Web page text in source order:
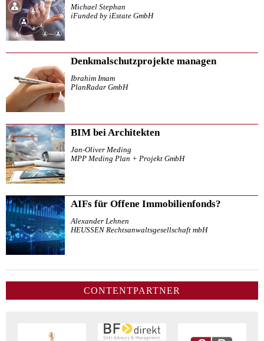
Michael Stephan
iFunded by iEstate GmbH
Denkmalschutzprojekte managen
Ibrahim Imam
PlanRadar GmbH
BIM bei Architekten
Jan-Oliver Meding
MPP Meding Plan + Projekt GmbH
AIFs für Offene Immobilienfonds?
Alexander Lehnen
HEUSSEN Rechtsanwaltsgesellschaft mbH
CONTENTPARTNER